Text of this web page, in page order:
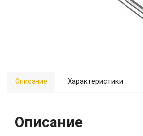
Описание Характеристики
Описание